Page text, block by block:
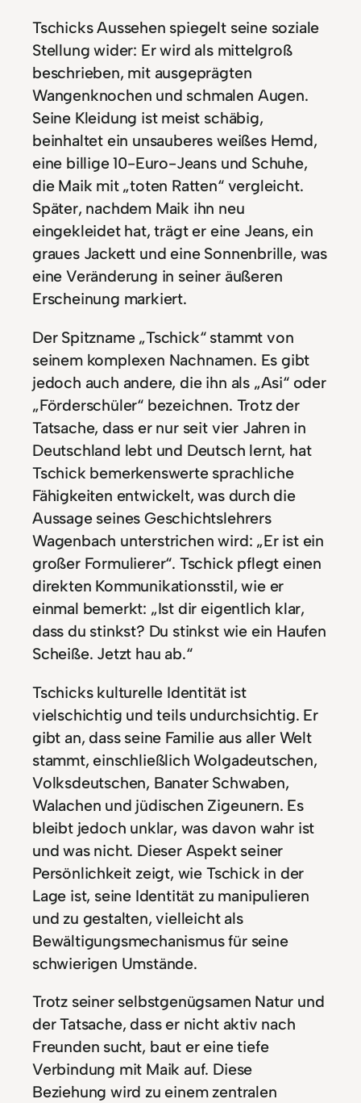
Tschicks Aussehen spiegelt seine soziale
Stellung wider: Er wird als mittelgroß
beschrieben, mit ausgeprägten
Wangenknochen und schmalen Augen.
Seine Kleidung ist meist schäbig,
beinhaltet ein unsauberes weißes Hemd,
eine billige 10-Euro-Jeans und Schuhe,
die Maik mit „toten Ratten“ vergleicht.
Später, nachdem Maik ihn neu
eingekleidet hat, trägt er eine Jeans, ein
graues Jackett und eine Sonnenbrille, was
eine Veränderung in seiner äußeren
Erscheinung markiert.
Der Spitzname „Tschick“ stammt von
seinem komplexen Nachnamen. Es gibt
jedoch auch andere, die ihn als „Asi“ oder
„Förderschüler“ bezeichnen. Trotz der
Tatsache, dass er nur seit vier Jahren in
Deutschland lebt und Deutsch lernt, hat
Tschick bemerkenswerte sprachliche
Fähigkeiten entwickelt, was durch die
Aussage seines Geschichtslehrers
Wagenbach unterstrichen wird: „Er ist ein
großer Formulierer“. Tschick pflegt einen
direkten Kommunikationsstil, wie er
einmal bemerkt: „Ist dir eigentlich klar,
dass du stinkst? Du stinkst wie ein Haufen
Scheiße. Jetzt hau ab.“
Tschicks kulturelle Identität ist
vielschichtig und teils undurchsichtig. Er
gibt an, dass seine Familie aus aller Welt
stammt, einschließlich Wolgadeutschen,
Volksdeutschen, Banater Schwaben,
Walachen und jüdischen Zigeunern. Es
bleibt jedoch unklar, was davon wahr ist
und was nicht. Dieser Aspekt seiner
Persönlichkeit zeigt, wie Tschick in der
Lage ist, seine Identität zu manipulieren
und zu gestalten, vielleicht als
Bewältigungsmechanismus für seine
schwierigen Umstände.
Trotz seiner selbstgenügsamen Natur und
der Tatsache, dass er nicht aktiv nach
Freunden sucht, baut er eine tiefe
Verbindung mit Maik auf. Diese
Beziehung wird zu einem zentralen